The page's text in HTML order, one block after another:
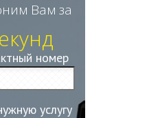
Вам за
номер
услугу